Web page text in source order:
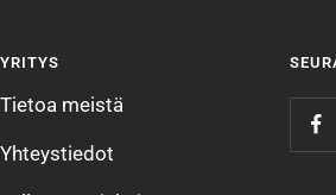
YRITYS
Tietoa meistä
Yhteystiedot